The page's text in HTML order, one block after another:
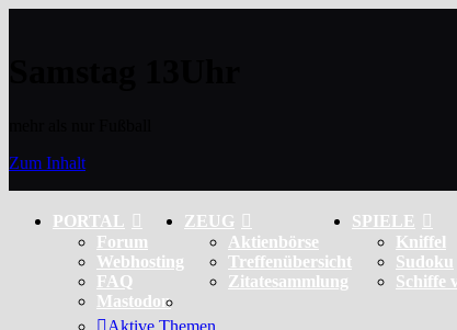
Zum Inhalt
PORTAL
Forum
Webhosting
FAQ
Mastodon
ZEUG
Aktienbörse
Treffenübersicht
Zitatesammlung
SPIELE
Kniffel
Sudoku
Schiffe
Aktive Themen